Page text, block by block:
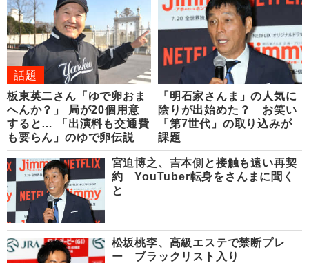
話題
板東英二さん「ゆで卵おま
へんか？」 局が20個用意
すると… 「出演料も交通費
も要らん」のゆで卵伝説
「明石家さんま」の人気に
陰りが出始めた？ お笑い
「第7世代」の取り込みが
課題
宮迫博之、吉本側と接触も遠い再契
約 YouTuber転身をさんまに聞く
と
松坂桃李、高級エステで禁断プレ
ー ブラックリスト入り